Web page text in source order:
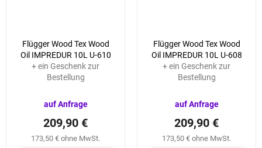
Flügger Wood Tex Wood
Oil IMPREDUR 10L U-610
+ ein Geschenk zur
Bestellung
auf Anfrage
173,50 € ohne MwSt.
209,90 €
Flügger Wood Tex Wood
Oil IMPREDUR 10L U-608
+ ein Geschenk zur
Bestellung
auf Anfrage
173,50 € ohne MwSt.
209,90 €